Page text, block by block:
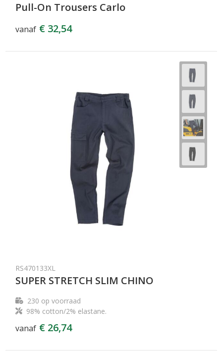
Pull-On Trousers Carlo
vanaf € 32,54
RS470133XL
SUPER STRETCH SLIM CHINO
230 op voorraad
98% cotton/2% elastane.
vanaf € 26,74